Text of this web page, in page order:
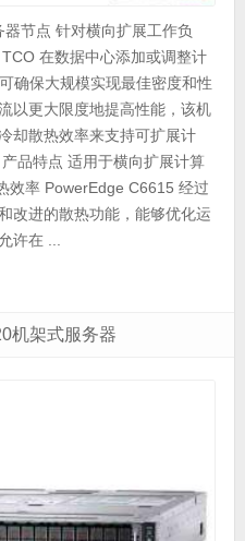
节点 针对横向扩展工作负
在数据中心添加或调整计
确保大规模实现最佳密度和性
以更大限度地提高性能，该机
却散热效率来支持可扩展计
品特点 适用于横向扩展计算
效率 PowerEdge C6615 经过
改进的散热功能，能够优化运
许在 ...
机架式服务器